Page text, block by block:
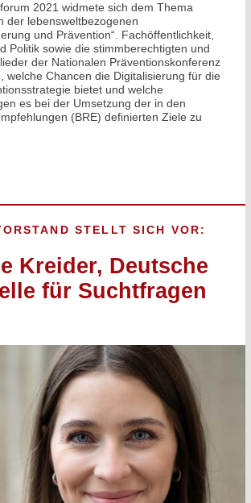
2021 widmete sich dem Thema
der lebensweltbezogenen
und Prävention“. Fachöffentlichkeit,
Politik sowie die stimmberechtigten und
der Nationalen Präventionskonferenz
welche Chancen die Digitalisierung für die
bietet und welche
es bei der Umsetzung der in den
(BRE) definierten Ziele zu
STELLT SICH VOR:
Kreider, Deutsche
für Suchtfragen